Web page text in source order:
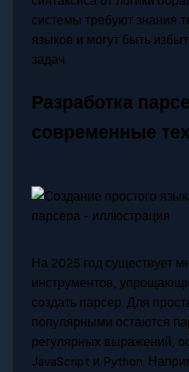
системы требуют знания
языков и могут быть
задач.
Разработка
современные
На 2025 год существует
инструментов,
создать парсер. Для
популярными остаются
регулярных выражений,
JavaScript и Python.